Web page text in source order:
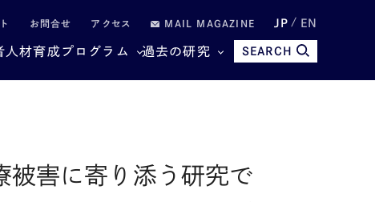
お問合せ アクセス MAIL MAGAZINE JP EN
人材育成プログラム 過去の研究 SEARCH
被害に寄り添う研究で